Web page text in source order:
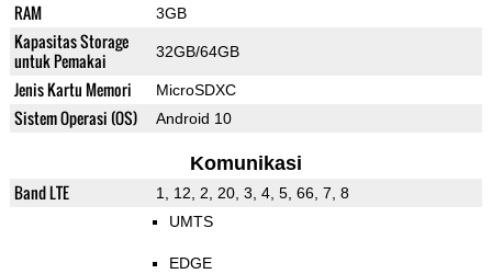
RAM 3GB
Kapasitas Storage
untuk Pemakai
32GB/64GB
Jenis Kartu Memori MicroSDXC
Sistem Operasi (OS) Android 10
Komunikasi
Band LTE 1, 12, 2, 20, 3, 4, 5, 66, 7, 8
UMTS
EDGE